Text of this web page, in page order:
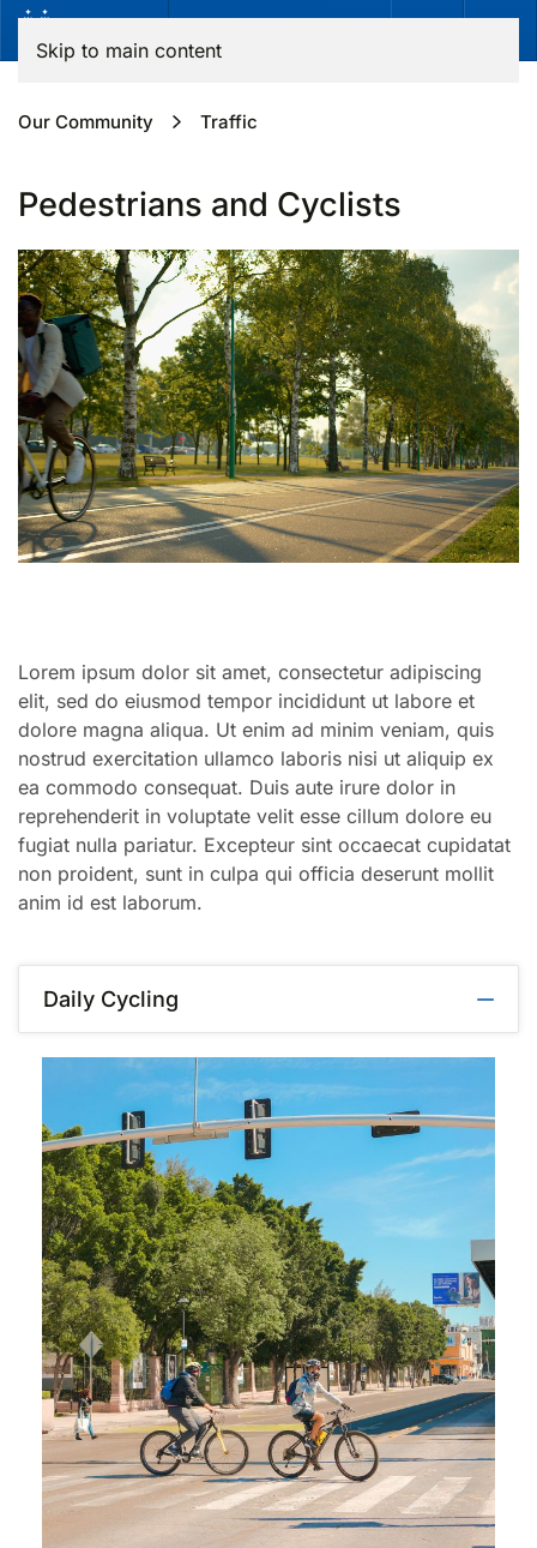
Skip to main content
Our Community Traffic
Pedestrians and Cyclists
Lorem ipsum dolor sit amet, consectetur adipiscing
elit, sed do eiusmod tempor incididunt ut labore et
dolore magna aliqua. Ut enim ad minim veniam, quis
nostrud exercitation ullamco laboris nisi ut aliquip ex
ea commodo consequat. Duis aute irure dolor in
reprehenderit in voluptate velit esse cillum dolore eu
fugiat nulla pariatur. Excepteur sint occaecat cupidatat
non proident, sunt in culpa qui officia deserunt mollit
anim id est laborum.
Daily Cycling